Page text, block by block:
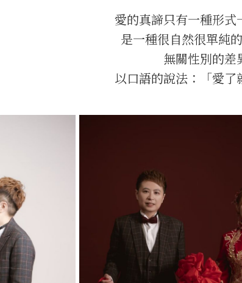
愛的真諦只有一種形式
是一種很自然很單純
無關性別的差
以口語的說法：「愛了